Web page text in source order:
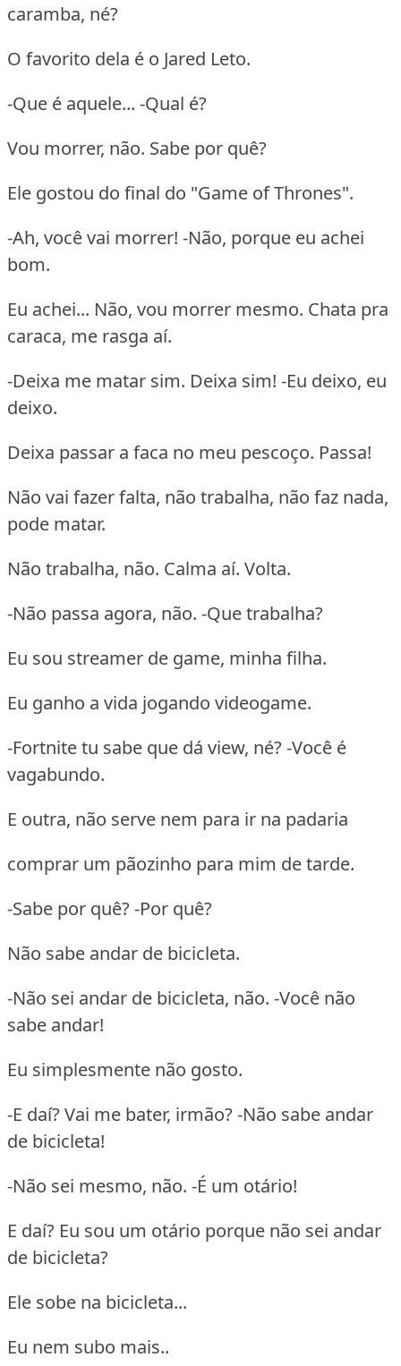
caramba, né?
O favorito dela é o Jared Leto.
-Que é aquele... -Qual é?
Vou morrer, não. Sabe por quê?
Ele gostou do final do "Game of Thrones".
-Ah, você vai morrer! -Não, porque eu achei
bom.
Eu achei... Não, vou morrer mesmo. Chata pra
caraca, me rasga aí.
-Deixa me matar sim. Deixa sim! -Eu deixo, eu
deixo.
Deixa passar a faca no meu pescoço. Passa!
Não vai fazer falta, não trabalha, não faz nada,
pode matar.
Não trabalha, não. Calma aí. Volta.
-Não passa agora, não. -Que trabalha?
Eu sou streamer de game, minha filha.
Eu ganho a vida jogando videogame.
-Fortnite tu sabe que dá view, né? -Você é
vagabundo.
E outra, não serve nem para ir na padaria
comprar um pãozinho para mim de tarde.
-Sabe por quê? -Por quê?
Não sabe andar de bicicleta.
-Não sei andar de bicicleta, não. -Você não
sabe andar!
Eu simplesmente não gosto.
-E daí? Vai me bater, irmão? -Não sabe andar
de bicicleta!
-Não sei mesmo, não. -É um otário!
E daí? Eu sou um otário porque não sei andar
de bicicleta?
Ele sobe na bicicleta...
Eu nem subo mais..